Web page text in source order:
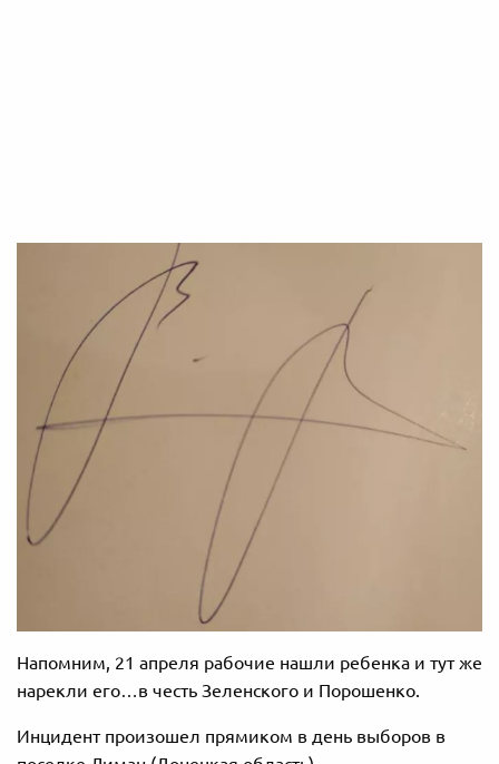
Напомним, 21 апреля рабочие нашли ребенка и тут же
нарекли его…в честь Зеленского и Порошенко.
Инцидент произошел прямиком в день выборов в